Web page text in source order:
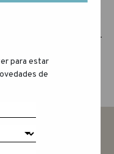
para estar
de